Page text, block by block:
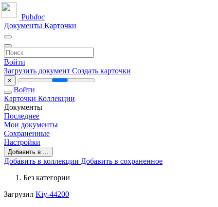
Pubdoc
Документы Карточки
Войти
Загрузить документ Создать карточки
×
Войти
Карточки Коллекции
Документы
Последнее
Мои документы
Сохраненные
Настройки
Добавить в ...
Добавить в коллекции Добавить в сохраненное
Без категории
Загрузил Kiy-44200